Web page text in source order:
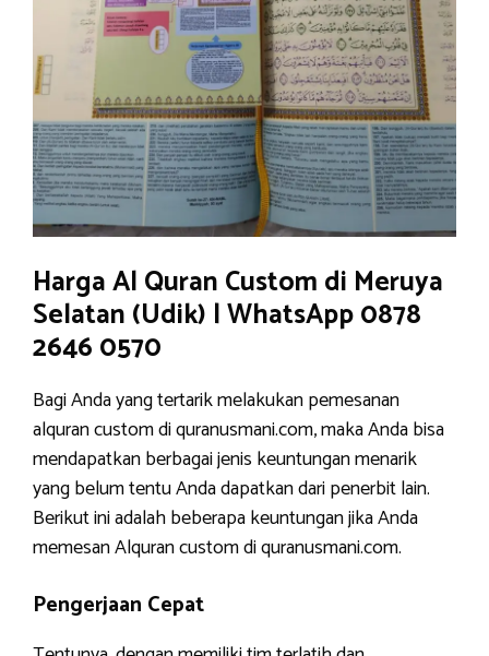
Harga Al Quran Custom di Meruya
Selatan (Udik) | WhatsApp 0878
2646 0570
Bagi Anda yang tertarik melakukan pemesanan
alquran custom di quranusmani.com, maka Anda bisa
mendapatkan berbagai jenis keuntungan menarik
yang belum tentu Anda dapatkan dari penerbit lain.
Berikut ini adalah beberapa keuntungan jika Anda
memesan Alquran custom di quranusmani.com.
Pengerjaan Cepat